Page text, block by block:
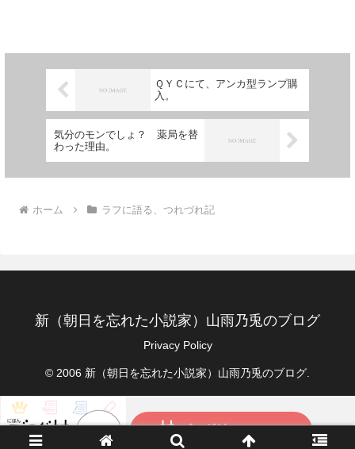
ＱＹＣにて、アンカ型ランプ購
入。
気分のモンでしょ？ 薬局を替
わった理由。
ホーム ラフに語る、つれづれ記
新（朝日を忘れた小説家）山雨乃兎のブログ
Privacy Policy
© 2006 新（朝日を忘れた小説家）山雨乃兎のブログ.